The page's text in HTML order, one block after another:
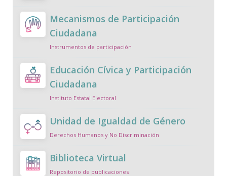
Mecanismos de Participación
Ciudadana
Instrumentos de participación
Educación Cívica y Participación
Ciudadana
Instituto Estatal Electoral
Unidad de Igualdad de Género
Derechos Humanos y No Discriminación
Biblioteca Virtual
Repositorio de publicaciones